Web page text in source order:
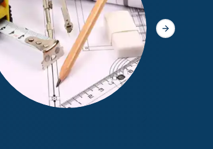
Slide